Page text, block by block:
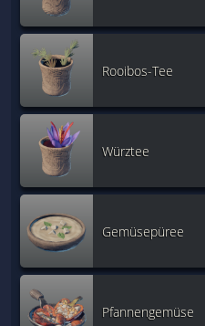
Rooibos-Tee
Würztee
Gemüsepüree
Pfannengemüse